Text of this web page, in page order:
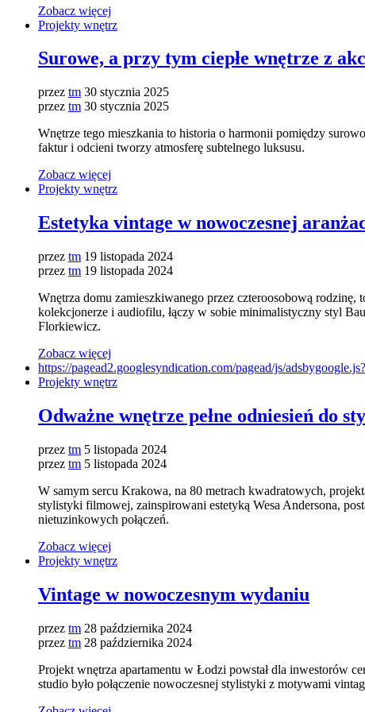
Zobacz więcej
Projekty wnętrz
Surowe, a przy tym ciepłe wnętrze z
przez tm 30 stycznia 2025
przez tm 30 stycznia 2025
Wnętrze tego mieszkania to historia o harmonii pomiędzy
faktur i odcieni tworzy atmosferę subtelnego luksusu.
Zobacz więcej
Projekty wnętrz
Estetyka vintage w nowoczesnej
przez tm 19 listopada 2024
przez tm 19 listopada 2024
Wnętrza domu zamieszkiwanego przez czteroosobową rodzinę,
kolekcjonerze i audiofilu, łączy w sobie minimalistyczny styl
Florkiewicz.
Zobacz więcej
https://pagead2.googlesyndication.com/pagead/js/
Projekty wnętrz
Odważne wnętrze pełne odniesień do
przez tm 5 listopada 2024
przez tm 5 listopada 2024
W samym sercu Krakowa, na 80 metrach kwadratowych,
stylistyki filmowej, zainspirowani estetyką Wesa Andersona,
nietuzinkowych połączeń.
Zobacz więcej
Projekty wnętrz
Vintage w nowoczesnym wydaniu
przez tm 28 października 2024
przez tm 28 października 2024
Projekt wnętrza apartamentu w Łodzi powstał dla inwestorów
studio było połączenie nowoczesnej stylistyki z motywami